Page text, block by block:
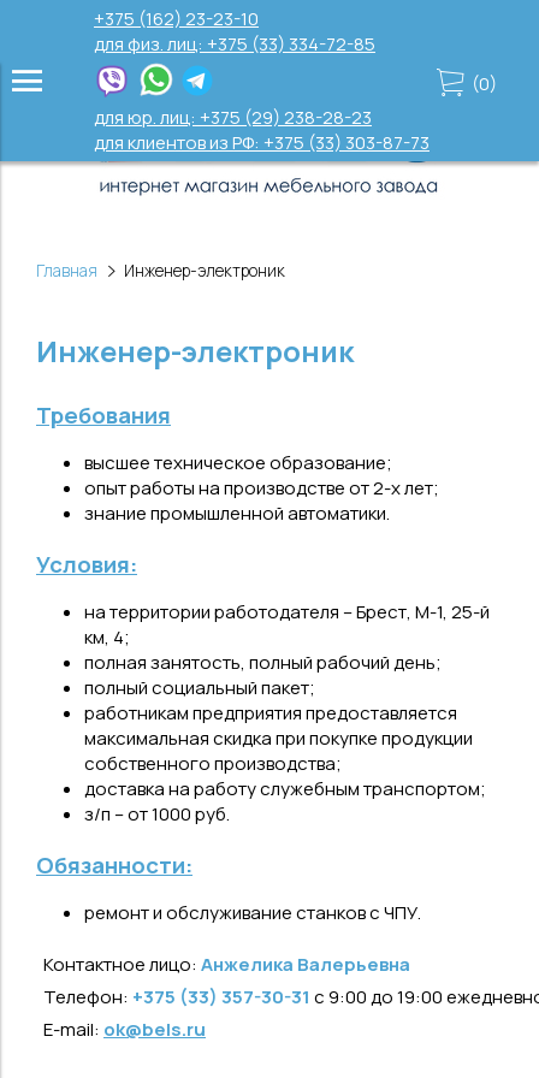
+375 (162) 23-23-10
для физ. лиц: +375 (33) 334-72-85
для юр. лиц: +375 (29) 238-28-23
для клиентов из РФ: +375 (33) 303-87-73
(0)
Главная Инженер-электроник
Инженер-электроник
Требования
высшее техническое образование;
опыт работы на производстве от 2-х лет;
знание промышленной автоматики.
Условия:
на территории работодателя – Брест, М-1, 25-й
км, 4;
полная занятость, полный рабочий день;
полный социальный пакет;
работникам предприятия предоставляется
максимальная скидка при покупке продукции
собственного производства;
доставка на работу служебным транспортом;
з/п – от 1000 руб.
Обязанности:
ремонт и обслуживание станков с ЧПУ.
Контактное лицо: Анжелика Валерьевна
Телефон: +375 (33) 357-30-31 с 9:00 до 19:00
E-mail: ok@bels.ru